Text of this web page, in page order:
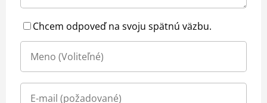
Chcem odpoveď na svoju spätnú väzbu.